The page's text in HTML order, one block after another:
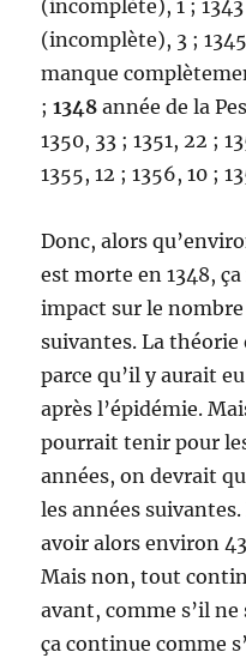
(incomplète), 1 ;
(incomplète), 3 ;
manque
;1348année de la
1350, 33 ; 1351, 22 ;
1355, 12 ; 1356, 10 ;
Donc, alors
est morte en 1348,
impact sur le
suivantes. La théorie
parce qu’il y aurait
après l’épidémie.
pourrait tenir pour
années, on devrait
les années
avoir alors environ
Mais non, tout
avant, comme s’il ne
ça continue comme